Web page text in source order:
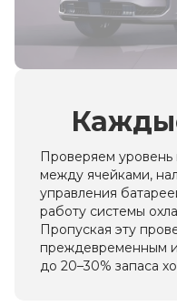
Проверяем уровень
между ячейками,
управления
работу системы
Пропуская эту
преждевременным
до 20–30% запаса